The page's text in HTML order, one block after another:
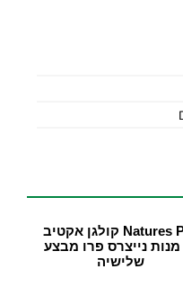
Natures Pro קולגן אקטיב
30 מנות נייצרס פרו מבצע
שלישיה